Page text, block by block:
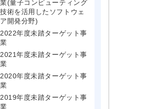
業(量子コンピューティング
技術を活用したソフトウェ
ア開発分野)
2022年度未踏ターゲット事
業
2021年度未踏ターゲット事
業
2020年度未踏ターゲット事
業
2019年度未踏ターゲット事
業